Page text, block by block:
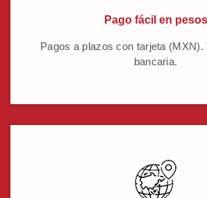
Pago fácil en pesos
Pagos a plazos con tarjeta (MXN).
bancaria.